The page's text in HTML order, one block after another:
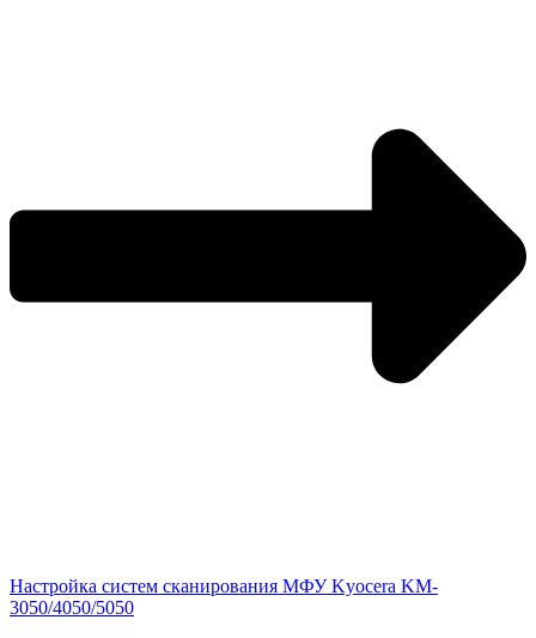
Настройка систем сканирования МФУ Kyocera KM-
3050/4050/5050